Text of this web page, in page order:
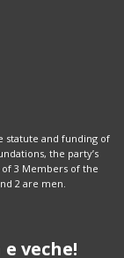
statute and funding of
the party’s
3 Members of the
2 are men.
veche!